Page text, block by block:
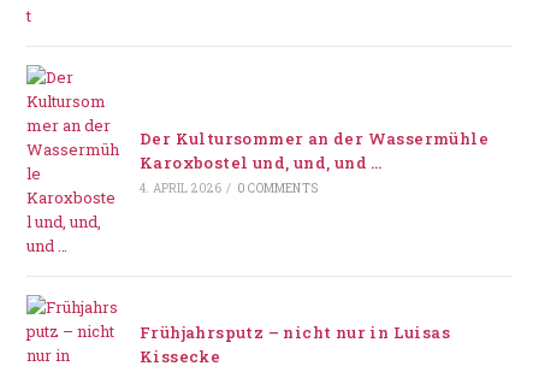
Der Kultursommer an der Wassermühle
Karoxbostel und, und, und …
4. APRIL 2026 / 0 COMMENTS
Frühjahrsputz – nicht nur in Luisas
Kissecke